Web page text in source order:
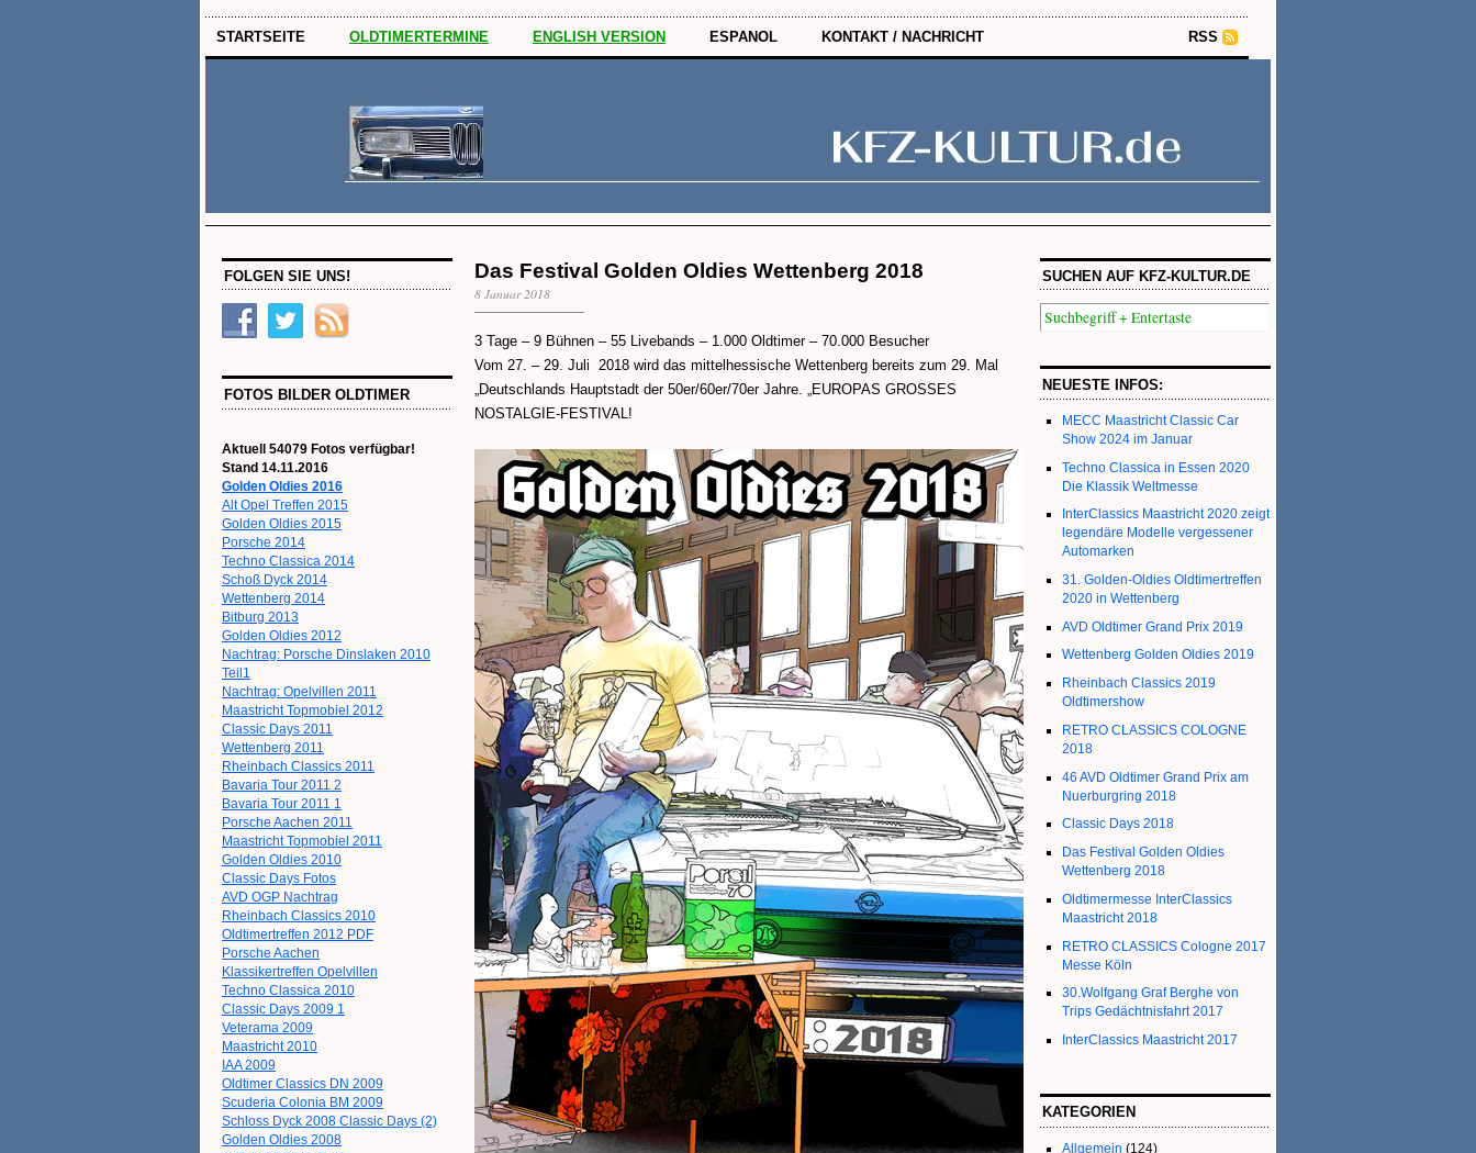
STARTSEITE OLDTIMERTERMINE ENGLISH VERSION ESPANOL KONTAKT / NACHRICHT RSS
FOLGEN SIE UNS!
FOTOS BILDER OLDTIMER
Aktuell 54079 Fotos verfügbar!
Stand 14.11.2016
Golden Oldies 2016
Alt Opel Treffen 2015
Golden Oldies 2015
Porsche 2014
Techno Classica 2014
Schoß Dyck 2014
Wettenberg 2014
Bitburg 2013
Golden Oldies 2012
Nachtrag: Porsche Dinslaken 2010
Teil1
Nachtrag: Opelvillen 2011
Maastricht Topmobiel 2012
Classic Days 2011
Wettenberg 2011
Rheinbach Classics 2011
Bavaria Tour 2011 2
Bavaria Tour 2011 1
Porsche Aachen 2011
Maastricht Topmobiel 2011
Golden Oldies 2010
Classic Days Fotos
AVD OGP Nachtrag
Rheinbach Classics 2010
Oldtimertreffen 2012 PDF
Porsche Aachen
Klassikertreffen Opelvillen
Techno Classica 2010
Classic Days 2009 1
Veterama 2009
Maastricht 2010
IAA 2009
Oldtimer Classics DN 2009
Scuderia Colonia BM 2009
Schloss Dyck 2008 Classic Days (2)
Golden Oldies 2008
Das Festival Golden Oldies Wettenberg 2018
8 Januar 2018
3 Tage – 9 Bühnen – 55 Livebands – 1.000 Oldtimer – 70.000 Besucher
Vom 27. – 29. Juli 2018 wird das mittelhessische Wettenberg bereits zum 29. Mal
„Deutschlands Hauptstadt der 50er/60er/70er Jahre. „EUROPAS GROSSES
NOSTALGIE-FESTIVAL!
SUCHEN AUF KFZ-KULTUR.DE
NEUESTE INFOS:
MECC Maastricht Classic Car
Show 2024 im Januar
Techno Classica in Essen 2020
Die Klassik Weltmesse
InterClassics Maastricht 2020 zeigt
legendäre Modelle vergessener
Automarken
31. Golden-Oldies Oldtimertreffen
2020 in Wettenberg
AVD Oldtimer Grand Prix 2019
Wettenberg Golden Oldies 2019
Rheinbach Classics 2019
Oldtimershow
RETRO CLASSICS COLOGNE
2018
46 AVD Oldtimer Grand Prix am
Nuerburgring 2018
Classic Days 2018
Das Festival Golden Oldies
Wettenberg 2018
Oldtimermesse InterClassics
Maastricht 2018
RETRO CLASSICS Cologne 2017
Messe Köln
30.Wolfgang Graf Berghe von
Trips Gedächtnisfahrt 2017
InterClassics Maastricht 2017
KATEGORIEN
Allgemein (124)